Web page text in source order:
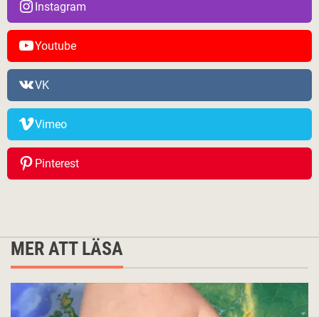
Instagram
Youtube
VK
Vimeo
Pinterest
MER ATT LÄSA